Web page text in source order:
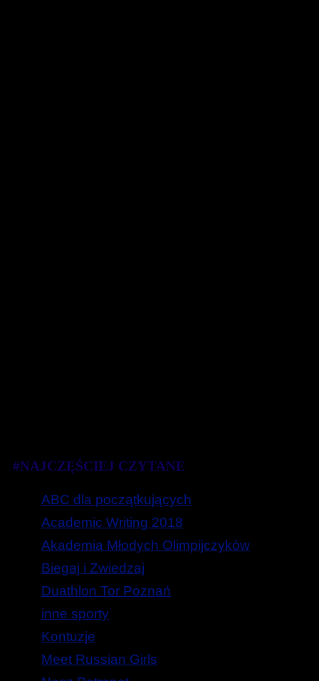
#NAJCZĘŚCIEJ CZYTANE
ABC dla początkujących
Academic Writing 2018
Akademia Młodych Olimpijczyków
Biegaj i Zwiedzaj
Duathlon Tor Poznań
inne sporty
Kontuzje
Meet Russian Girls